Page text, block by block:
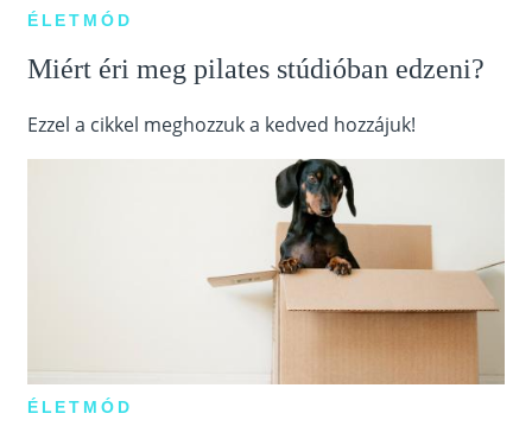
ÉLETMÓD
Miért éri meg pilates stúdióban edzeni?
Ezzel a cikkel meghozzuk a kedved hozzájuk!
ÉLETMÓD